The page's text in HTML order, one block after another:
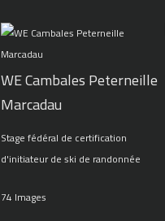
WE Cambales Peterneille
Marcadau
Stage fédéral de certification
d'initiateur de ski de randonnée
74 Images